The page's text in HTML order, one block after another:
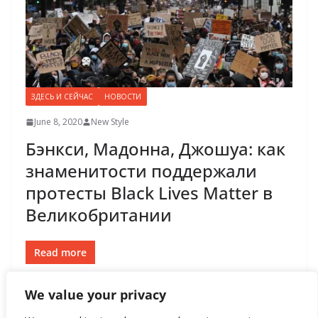
We value your privacy
ЗДЕСЬ И СЕЙЧАС НОВОСТИ
June 8, 2020 New Style
Бэнкси, Мадонна, Джошуа: как
знаменитости поддержали
протесты Black Lives Matter в
Великобритании
Read more